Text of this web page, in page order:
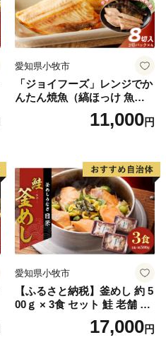
愛知県小牧市
「ジョイフーズ」レンジでか
んたん焼魚（縞ほっけ 魚醤
11,000円
愛知県小牧市
【ふるさと納税】釜めし 約 5
00ｇ × 3食 セット 鮭 老舗 急
速冷凍 レンチン 時短 簡単調
理 食品 加工品 海鮮 手作り
17,000円